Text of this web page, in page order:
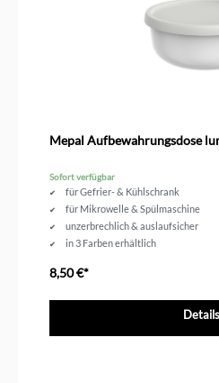
Mepal Aufbewahrungsdose
Sofort verfügbar
für Gefrier- & Kühlschrank
für Mikrowelle & Spülmaschine
unzerbrechlich & auslaufsicher
in 3 Farben erhältlich
8,50 €*
Details